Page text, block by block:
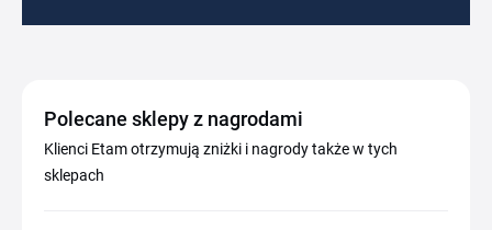
Polecane sklepy z nagrodami
Klienci Etam otrzymują zniżki i nagrody także w tych
sklepach